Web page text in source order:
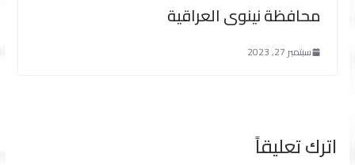
محافظة نينوى العراقية
سبتمبر 27, 2023
اترك تعليقاً